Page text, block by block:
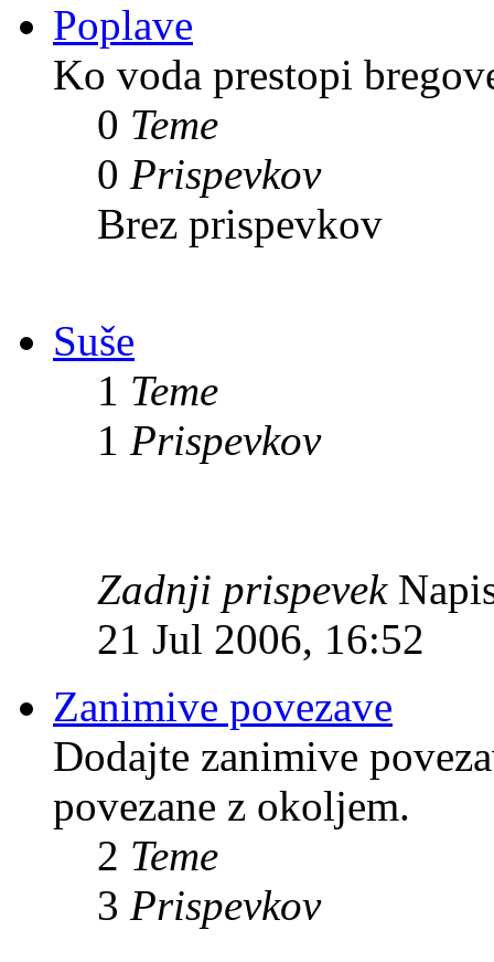
Poplave
Ko voda prestopi
0 Teme
0 Prispevkov
Brez prispevkov
Suše
1 Teme
1 Prispevkov
Zadnji prispevek
21 Jul 2006, 16:52
Zanimive povezave
Dodajte zanimive
povezane z okoljem.
2 Teme
3 Prispevkov